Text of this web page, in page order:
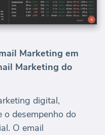
Marketing em
Marketing do
digital,
desempenho do
O email